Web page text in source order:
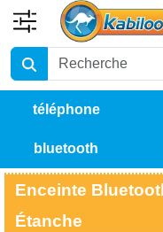
téléphone
bluetooth
Enceinte
Étanche